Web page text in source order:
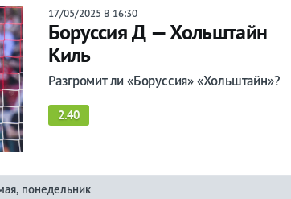
17/05/2025 В 16:30
Боруссия Д — Хольштайн
Киль
Разгромит ли «Боруссия» «Хольштайн»?
2.40
понедельник